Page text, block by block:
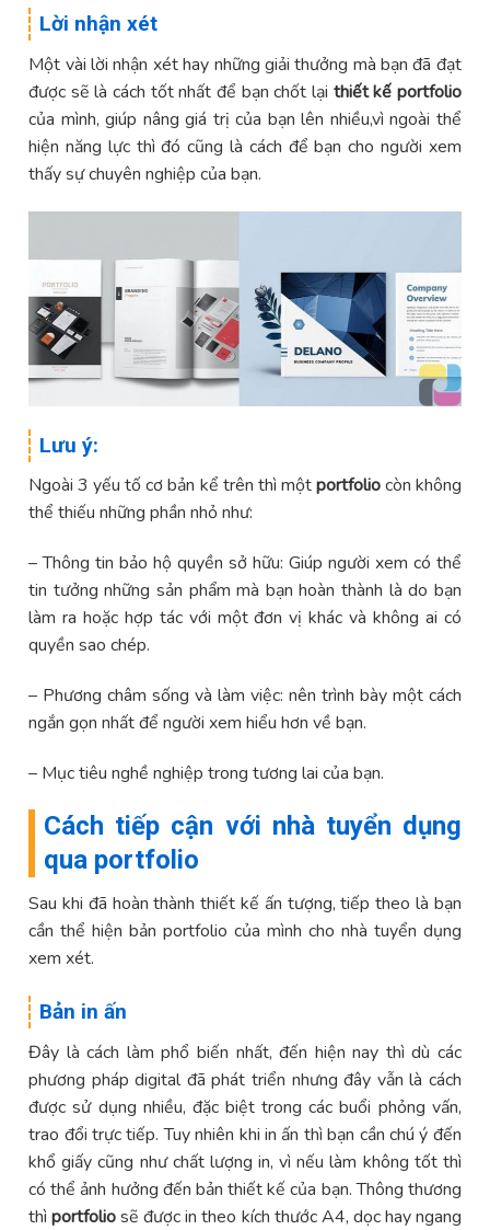
Lời nhận xét
Một vài lời nhận xét hay những giải thưởng mà bạn đã đạt
được sẽ là cách tốt nhất để bạn chốt lại thiết kế portfolio
của mình, giúp nâng giá trị của bạn lên nhiều,vì ngoài thể
hiện năng lực thì đó cũng là cách để bạn cho người xem
thấy sự chuyên nghiệp của bạn.
Lưu ý:
Ngoài 3 yếu tố cơ bản kể trên thì mộtportfoliocòn không
thể thiếu những phần nhỏ như:
– Thông tin bảo hộ quyền sở hữu: Giúp người xem có thể
tin tưởng những sản phẩm mà bạn hoàn thành là do bạn
làm ra hoặc hợp tác với một đơn vị khác và không ai có
quyền sao chép.
– Phương châm sống và làm việc: nên trình bày một cách
ngắn gọn nhất để người xem hiểu hơn về bạn.
– Mục tiêu nghề nghiệp trong tương lai của bạn.
Cách tiếp cận với nhà tuyển dụng
qua portfolio
Sau khi đã hoàn thành thiết kế ấn tượng, tiếp theo là bạn
cần thể hiện bản portfolio của mình cho nhà tuyển dụng
xem xét.
Bản in ấn
Đây là cách làm phổ biến nhất, đến hiện nay thì dù các
phương pháp digital đã phát triển nhưng đây vẫn là cách
được sử dụng nhiều, đặc biệt trong các buổi phỏng vấn,
trao đổi trực tiếp. Tuy nhiên khi in ấn thì bạn cần chú ý đến
khổ giấy cũng như chất lượng in, vì nếu làm không tốt thì
có thể ảnh hưởng đến bản thiết kế của bạn. Thông thương
thìportfoliosẽ được in theo kích thước A4, dọc hay ngang